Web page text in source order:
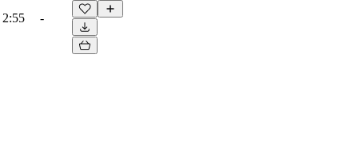
2:55 -